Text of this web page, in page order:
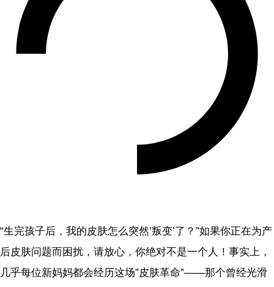
“生完孩子后，我的皮肤怎么突然’叛变’了？”如果你正在为产
后皮肤问题而困扰，请放心，你绝对不是一个人！事实上，
几乎每位新妈妈都会经历这场”皮肤革命”——那个曾经光滑